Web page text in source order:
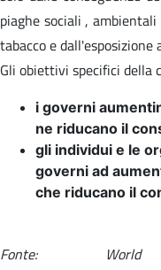
piaghe sociali ,
tabacco e dall'esposizione
Gli obiettivi specifici della
i governi
ne riducano il
gli individui e le
governi ad
che riducano il
Fonte: World